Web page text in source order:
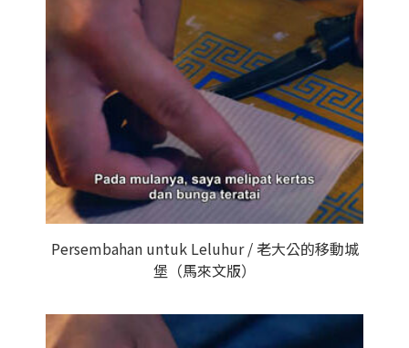
Persembahan untuk Leluhur / 老大公的移動城
堡（馬來文版）